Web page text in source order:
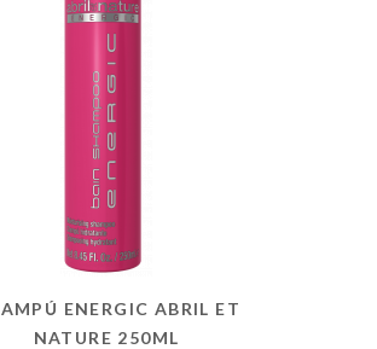
ENERGIC ABRIL ET
NATURE 250ML